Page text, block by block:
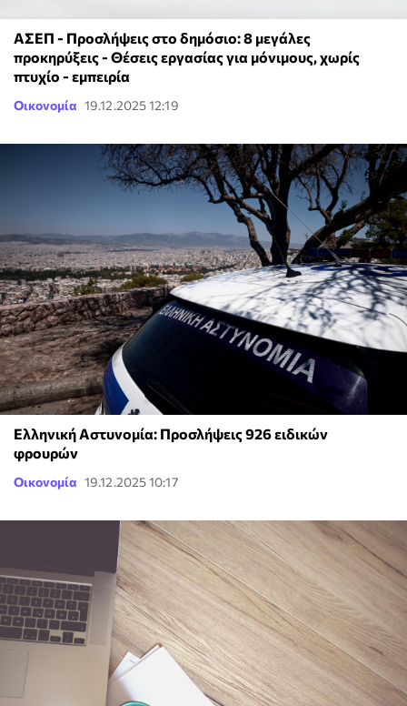
ΑΣΕΠ - Προσλήψεις στο δημόσιο: 8 μεγάλες
προκηρύξεις - Θέσεις εργασίας για μόνιμους, χωρίς
πτυχίο - εμπειρία
Οικονομία 19.12.2025 12:19
Ελληνική Αστυνομία: Προσλήψεις 926 ειδικών
φρουρών
Οικονομία 19.12.2025 10:17